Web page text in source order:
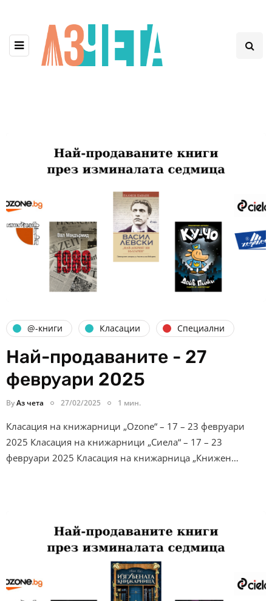
@-книги Класации Специални
Най-продаваните - 27
февруари 2025
ByАз чета 27/02/2025 1 мин.
Класация на книжарници „Ozone“ – 17 – 23 февруари
2025 Класация на книжарници „Сиела“ – 17 – 23
февруари 2025 Класация на книжарница „Книжен…